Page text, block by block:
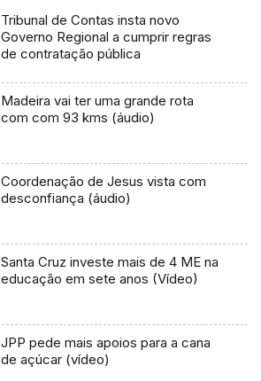
Tribunal de Contas insta novo
Governo Regional a cumprir regras
de contratação pública
Madeira vai ter uma grande rota
com com 93 kms (áudio)
Coordenação de Jesus vista com
desconfiança (áudio)
Santa Cruz investe mais de 4 ME na
educação em sete anos (Vídeo)
JPP pede mais apoios para a cana
de açúcar (vídeo)